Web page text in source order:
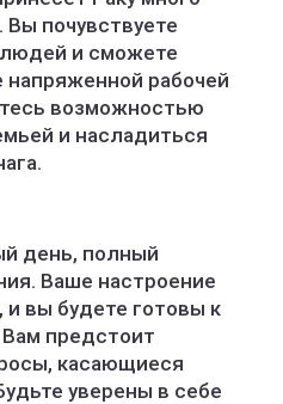
почувствуете
и сможете
напряженной рабочей
возможностью
и насладиться
день, полный
Ваше настроение
вы будете готовы к
предстоит
касающиеся
уверены в себе